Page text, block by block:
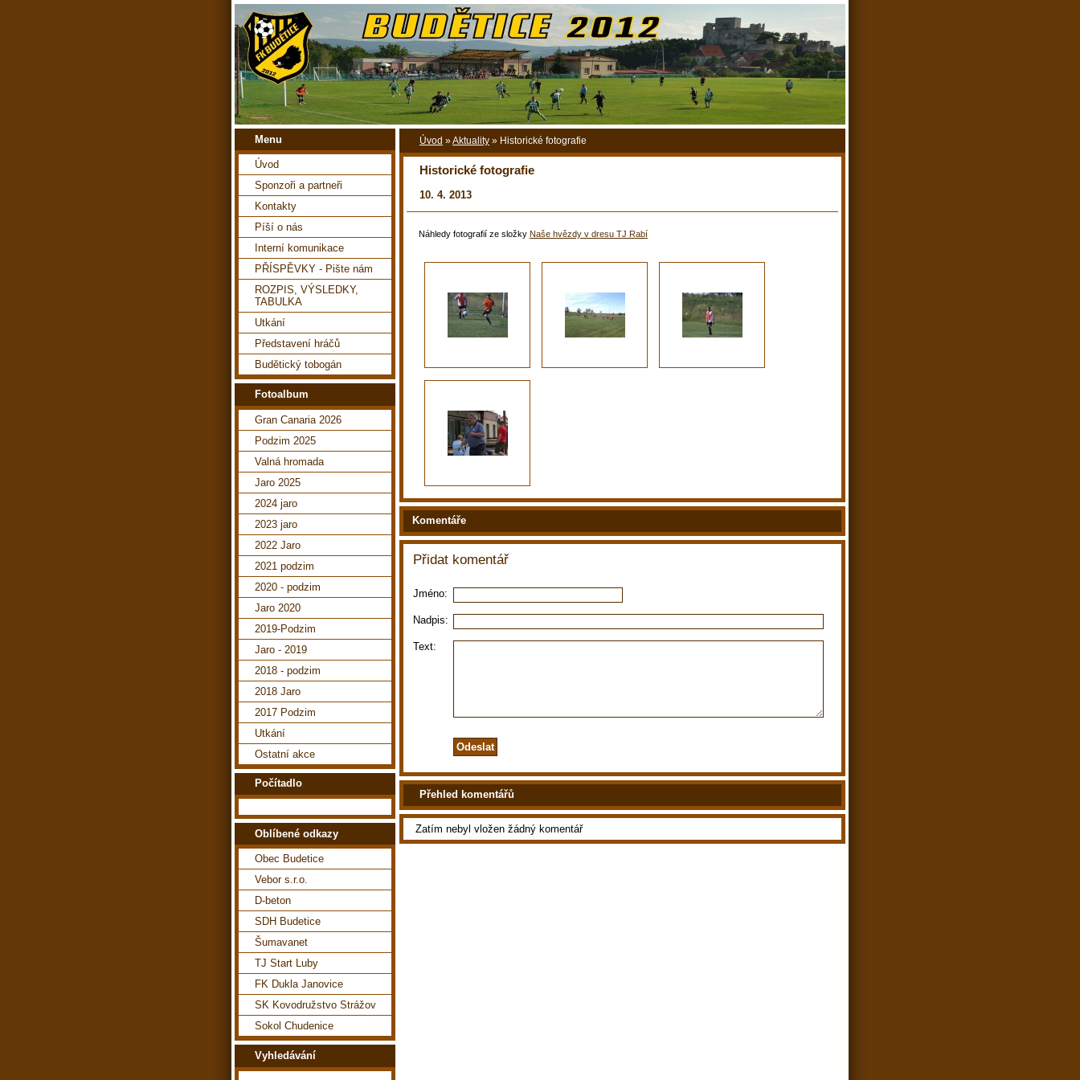
Úvod »Aktuality » Historické fotografie
Historické fotografie
10. 4. 2013
Náhledy fotografií ze složky Naše hvězdy v dresu TJ Rabí
Komentáře
Přidat komentář
Jméno:
Nadpis:
Text:
Přehled komentářů
Zatím nebyl vložen žádný komentář
Menu
Úvod
Sponzoři a partneři
Kontakty
Píší o nás
Interní komunikace
PŘÍSPĚVKY - Pište nám
ROZPIS, VÝSLEDKY,
TABULKA
Utkání
Představení hráčů
Budětický tobogán
Fotoalbum
Gran Canaria 2026
Podzim 2025
Valná hromada
Jaro 2025
2024 jaro
2023 jaro
2022 Jaro
2021 podzim
2020 - podzim
Jaro 2020
2019-Podzim
Jaro - 2019
2018 - podzim
2018 Jaro
2017 Podzim
Utkání
Ostatní akce
Počítadlo
Oblíbené odkazy
Obec Budetice
Vebor s.r.o.
D-beton
SDH Budetice
Šumavanet
TJ Start Luby
FK Dukla Janovice
SK Kovodružstvo Strážov
Sokol Chudenice
Vyhledávání